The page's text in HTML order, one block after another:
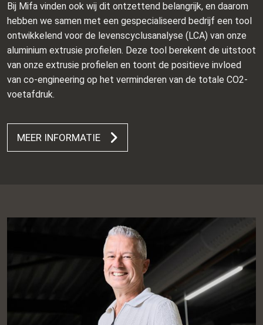
Bij Mifa vinden ook wij dit ontzettend belangrijk, en daarom
hebben we samen met een gespecialiseerd bedrijf een tool
ontwikkelend voor de levenscyclusanalyse (LCA) van onze
aluminium extrusie profielen. Deze tool berekent de uitstoot
van onze extrusie profielen en toont de positieve invloed
van co-engineering op het verminderen van de totale CO2-
voetafdruk.
MEER INFORMATIE